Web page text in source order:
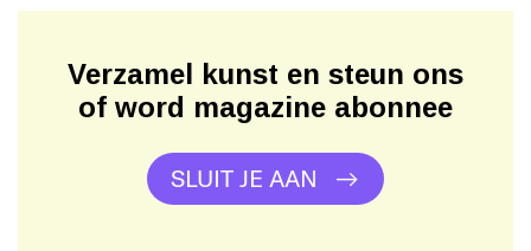
Verzamel kunst en steun ons
of word magazine abonnee
SLUIT JE AAN